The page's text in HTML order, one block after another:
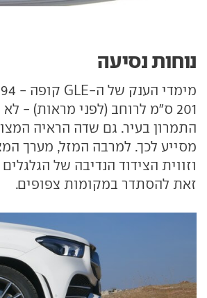
נוחות נסיעה
201 ס"מ לרוחב (לפני מראות) -
התמרון בעיר. גם שדה הראיה
מסייע לכך. למרבה המזל, מערך
וזווית הצידוד הנדיבה של
זאת להסתדר במקומות צפופים.